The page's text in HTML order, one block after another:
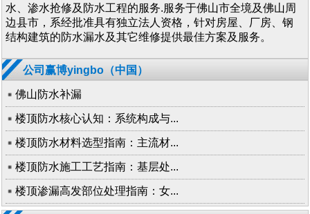
水、渗水抢修及防水工程的服务.服务于佛山市全境及佛山周
边县市，系经批准具有独立法人资格，针对房屋、厂房、钢
结构建筑的防水漏水及其它维修提供最佳方案及服务。
公司赢博yingbo（中国）
佛山防水补漏
楼顶防水核心认知：系统构成与...
楼顶防水材料选型指南：主流材...
楼顶防水施工工艺指南：基层处...
楼顶渗漏高发部位处理指南：女...